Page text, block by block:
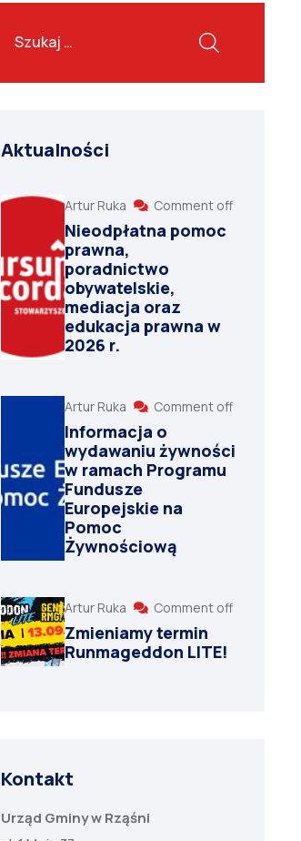
Aktualności
Artur Ruka Comment off
Nieodpłatna pomoc
prawna,
poradnictwo
obywatelskie,
mediacja oraz
edukacja prawna w
2026 r.
Artur Ruka Comment off
Informacja o
wydawaniu żywności
w ramach Programu
Fundusze
Europejskie na
Pomoc
Żywnościową
Artur Ruka Comment off
Zmieniamy termin
Runmageddon LITE!
Kontakt
Urząd Gminy w Rząśni